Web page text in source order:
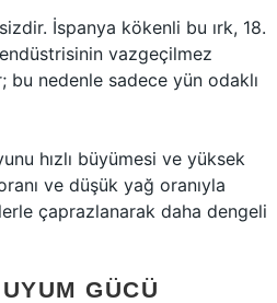
İspanya kökenli bu ırk, 18.
vazgeçilmez
bu nedenle sadece yün odaklı
hızlı büyümesi ve yüksek
ve düşük yağ oranıyla
çaprazlanarak daha dengeli
GÜCÜ